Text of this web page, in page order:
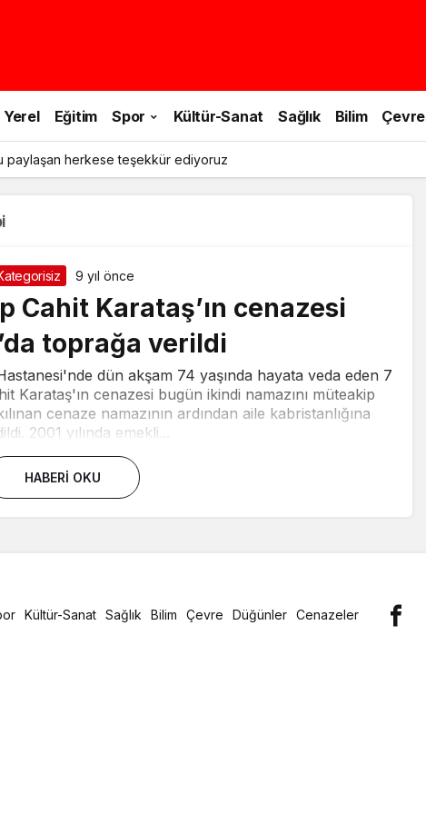
Yerel Eğitim Spor Kültür-Sanat Sağlık Bilim Çevre
paylaşan herkese teşekkür ediyoruz
9 yıl önce
Cahit Karataş’ın cenazesi
toprağa verildi
dün akşam 74 yaşında hayata veda eden 7
Karataş'ın cenazesi bugün ikindi namazını müteakip
cenaze namazının ardından aile kabristanlığına
2001 yılında emekli...
HABERI OKU
Kültür-Sanat Sağlık Bilim Çevre Düğünler Cenazeler